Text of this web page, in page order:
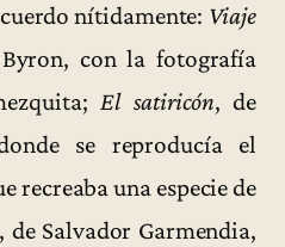
nítidamente: Viaje
con la fotografía
El satiricón, de
se reproducía el
recreaba una especie de
, de Salvador Garmendia,